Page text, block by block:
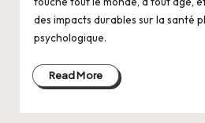
des impacts durables sur la santé
psychologique.
Read More